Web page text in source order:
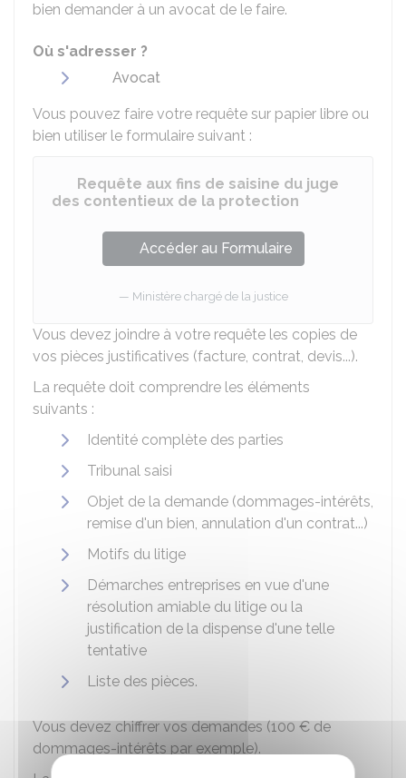
bien demander à un avocat de le faire.
Où s'adresser ?
Avocat
Vous pouvez faire votre requête sur papier libre ou
bien utiliser le formulaire suivant :
Requête aux fins de saisine du juge
des contentieux de la protection
Accéder au Formulaire
Ministère chargé de la justice
Vous devez joindre à votre requête les copies de
vos pièces justificatives (facture, contrat, devis...).
La requête doit comprendre les éléments
suivants :
Identité complète des parties
Tribunal saisi
Objet de la demande (dommages-intérêts,
remise d'un bien, annulation d'un contrat...)
Motifs du litige
Démarches entreprises en vue d'une
résolution amiable du litige ou la
justification de la dispense d'une telle
tentative
Liste des pièces.
Vous devez chiffrer vos demandes (100 €de
dommages-intérêts par exemple).